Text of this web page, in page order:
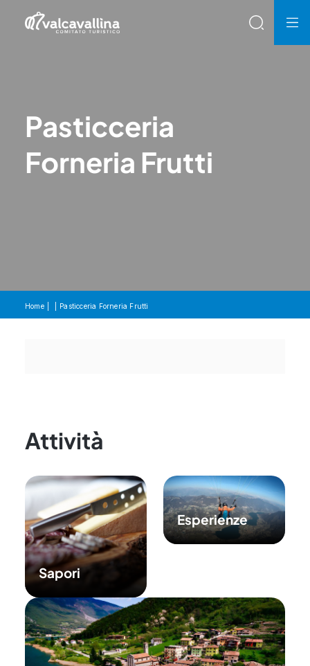
Pasticceria
Forneria Frutti
Home Pasticceria Forneria Frutti
Attività
Sapori
Esperienze